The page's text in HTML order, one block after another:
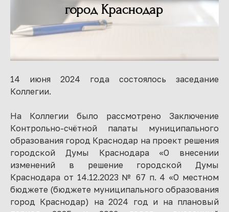
14 июня 2024 года состоялось заседание
Коллегии.
На Коллегии было рассмотрено Заключение
Контрольно-счётной палаты муниципального
образования город Краснодар на проект решения
городской Думы Краснодара «О внесении
изменений в решение городской Думы
Краснодара от 14.12.2023 № 67 п. 4 «О местном
бюджете (бюджете муниципального образования
город Краснодар) на 2024 год и на плановый